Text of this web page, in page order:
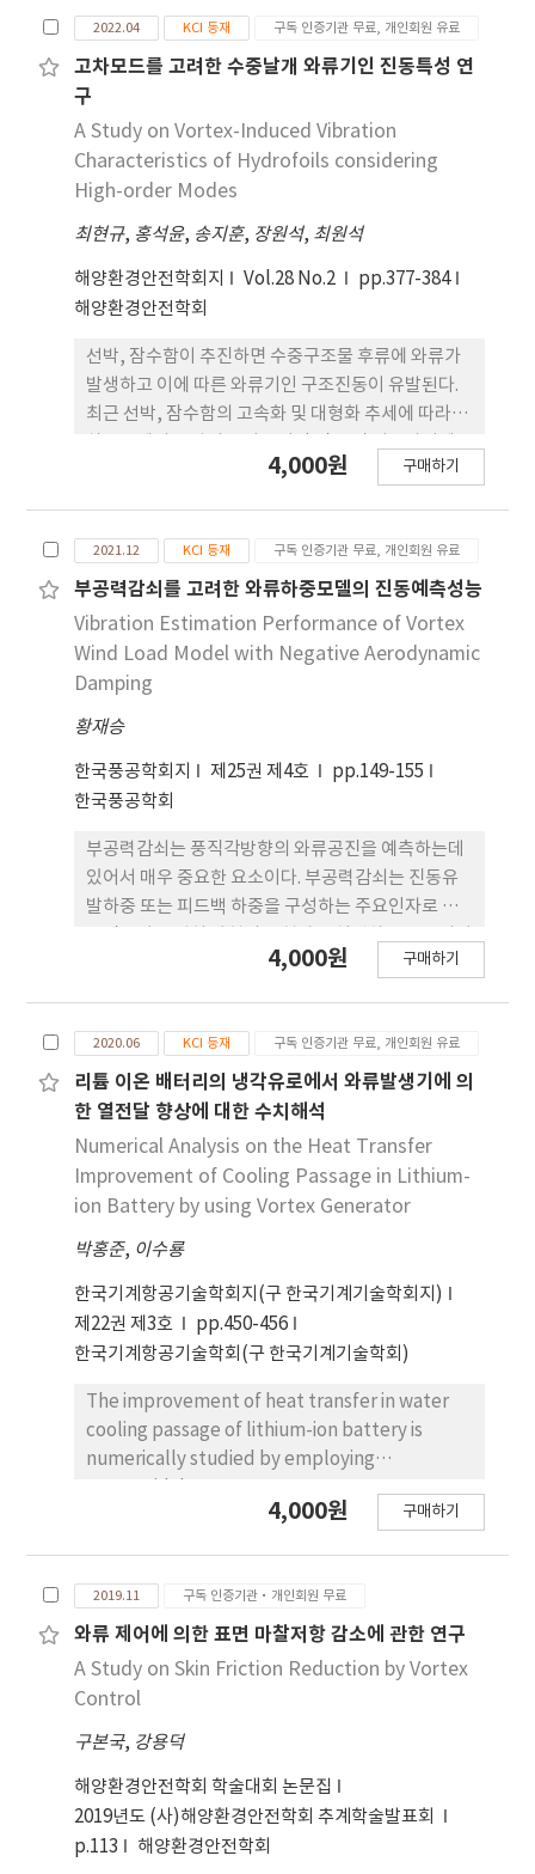
conducted on heterogeneous ion exchange
membranes, because of the non-uniform
swelling characteristics of the homogeneous
membrane. In this study, we successfully
visualize the electroconvective vortices near
the Nafion homogeneous membrane in
PDMS-based microfluidic devices. To
reinforce the mechanical rigidity and
minimize the non-uniform swelling
characteristics of the homogeneous
membrane, a newly developed swelling
supporter was additionally adapted to the
Nafion membrane. Thus, a clear image of
electroconvective vortices near the Nafion
membrane could be obtained and visualized.
As a result, we observed that the
compared to the Nafion homogeneous
membranes. Regarding electrical response,
compared to the heterogeneous membrane.
Based on our visualization, it is assumed that
the heterogeneous membrane has more
lower electrical resistance in the overlimiting
current regime. We anticipate that this work
can contribute to the fundamental
understanding of the ion transport
characteristics depending on the
homogeneity of ion exchange membranes.
2022.04 KCI 등재 구독 인증기관 무료, 개인회원 유료
고차모드를 고려한 수중날개 와류기인 진동특성 연
구
A Study on Vortex-Induced Vibration
Characteristics of Hydrofoils considering
High-order Modes
최현규, 홍석윤, 송지훈, 장원석, 최원석
해양환경안전학회지 Vol.28 No.2
pp.377-384
해양환경안전학회
선박, 잠수함이 추진하면 수중구조물 후류에 와류가
발생하고 이에 따른 와류기인 구조진동이 유발된다.
최근 선박, 잠수함의 고속화 및 대형화 추세에 따라 고
대한 중요성이 강조되고 있다. 고속 유속환경의 와 류
드에서 유발되는 와류기인 진동을 예측하기 위한 하
이브리드 유체구조연성 해석 방법론을 제시하였다.
고차모드를 고려한 하이브리드 유체구조연성 해석을
수행하 여 와류기인 진동을 도출하고 실험결과와 비
교함으로써 방법론을 검증하였다. 최종적으로 와류기
인 진동으로부터 도출된 최대 von Mises 응력을 노
르웨이 선급에서 제시한 S-N 선도에 적용함으로써
고차모드 유체구조연성 해석의 효용성을 확인하였다.
고차모드를 고려하여 와류기인 진동응답을 도출할 경
우 유체구조연성에 의한 락인(Lock-in) 특성을 확인
하였으며 고려하지 않은 경우 대비 진동응답과 최대
von Mises 응력에서 10배 이상의 차이를 보였다. 향
후에는 외팔보 경계조건 및 형상에 대한 확장연구가
필요하다.
4,000원 구매하기
2021.12 KCI 등재 구독 인증기관 무료, 개인회원 유료
부공력감쇠를 고려한 와류하중모델의 진동예측성능
Vibration Estimation Performance of Vortex
Wind Load Model with Negative Aerodynamic
Damping
황재승
한국풍공학회지 제25권 제4호
pp.149-155
한국풍공학회
부공력감쇠는 풍직각방향의 와류공진을 예측하는데
있어서 매우 중요한 요소이다. 부공력감쇠는 진동유
발하중 또는 피드백 하중을 구성하는 주요인자로 와
도 하다. 본 연구에서는 공력감쇠의 수학적 모델 을 제
력진동실험을 수행하여, 계측된 가속도로부터 공력
감쇠와 와류유발하중을 추정하고 이에 기반하여 공력
감쇠모델과 와류유발하중모델을 구축하는 과정을 다
룬 다. 최종적으로 공력감쇠모델과 와류유발하중 모
델에 대한 재해석을 통하여 가속도응답을 구하고 계
측된 가속도와 비교하여 모델의 진동예측성능을 평가
한다. 본 연구에서 제안된 와류하중모델의 진동예측
성능을 평가한 결과 안정적이며, 신뢰도가 높은 와류
진동예측 이 가능함을 알 수 있었다.
4,000원 구매하기
2020.06 KCI 등재 구독 인증기관 무료, 개인회원 유료
리튬 이온 배터리의 냉각유로에서 와류발생기에 의
한 열전달 향상에 대한 수치해석
Numerical Analysis on the Heat Transfer
Improvement of Cooling Passage in Lithium-
ion Battery by using Vortex Generator
박홍준, 이수룡
한국기계항공기술학회지(구 한국기계기술학회지)
제22권 제3호
pp.450-456
한국기계항공기술학회(구 한국기계기술학회)
The improvement of heat transfer in water
cooling passage of lithium-ion battery is
numerically studied by employing
Design StudioⓇ software is used for
is analyzed with the commercial package
STAR-CCM+ in terms of inlet flow velocities.
The result shows that vortex generator
enhances the convective heat transfer by
secondary flows in downstream, which
results in reducing the average temperature
of the battery by about 1℃. The heat
transfer is enhanced for the whole inlet
velocity, while the pressure loss sharply
4,000원 구매하기
2019.11 구독 인증기관·개인회원 무료
와류 제어에 의한 표면 마찰저항 감소에 관한 연구
A Study on Skin Friction Reduction by Vortex
Control
구본국, 강용덕
해양환경안전학회 학술대회 논문집
2019년도 (사)해양환경안전학회 추계학술발표회
p.113
해양환경안전학회